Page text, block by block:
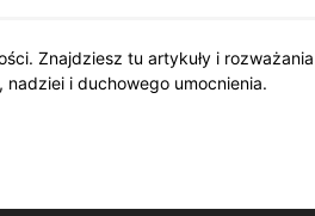
Znajdziesz tu artykuły i rozważania
i duchowego umocnienia.